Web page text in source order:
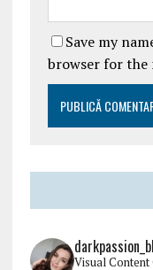
Save my
browser for the
Visual